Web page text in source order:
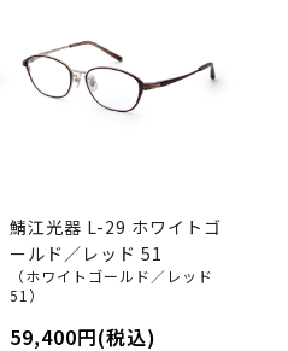
鯖江光器 L-29 ホワイトゴ
ールド／レッド 51
（ホワイトゴールド／レッド
51）
59,400円(税込)